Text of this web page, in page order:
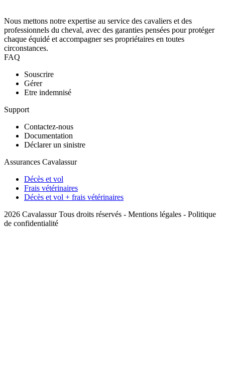
Nous mettons notre expertise au service des cavaliers et des
professionnels du cheval, avec des garanties pensées pour protéger
chaque équidé et accompagner ses propriétaires en toutes
circonstances.
FAQ
Souscrire
Gérer
Etre indemnisé
Support
Contactez-nous
Documentation
Déclarer un sinistre
Assurances Cavalassur
Décès et vol
Frais vétérinaires
Décès et vol + frais vétérinaires
2026 Cavalassur Tous droits réservés - Mentions légales - Politique
de confidentialité